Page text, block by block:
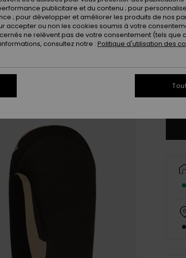
S
publicitaire et du contenu ; pour
; pour développer et améliorer les produits de nos
accepter ou non les cookies soumis à votre
ne relèvent pas de votre consentement (tels que
consultez notre : Politique d'utilisation des